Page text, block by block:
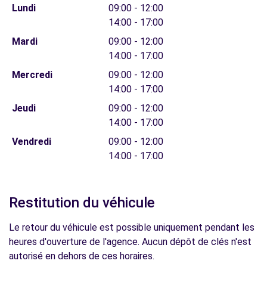
Lundi
09:00 - 12:00
14:00 - 17:00
Mardi
09:00 - 12:00
14:00 - 17:00
Mercredi
09:00 - 12:00
14:00 - 17:00
Jeudi
09:00 - 12:00
14:00 - 17:00
Vendredi
09:00 - 12:00
14:00 - 17:00
Restitution du véhicule
Le retour du véhicule est possible uniquement pendant les
heures d'ouverture de l'agence. Aucun dépôt de clés n'est
autorisé en dehors de ces horaires.